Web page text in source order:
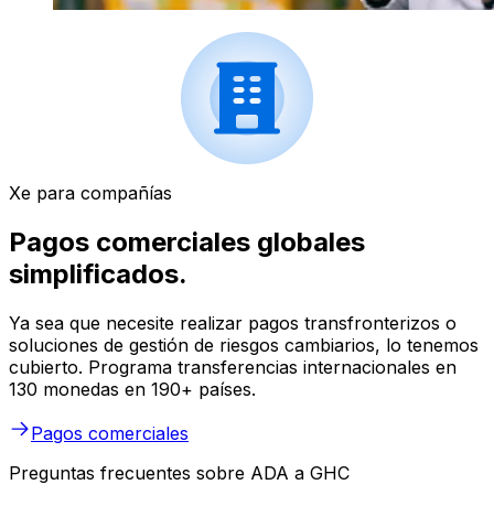
Xe para compañías
Pagos comerciales globales
simplificados.
Ya sea que necesite realizar pagos transfronterizos o
soluciones de gestión de riesgos cambiarios, lo tenemos
cubierto. Programa transferencias internacionales en
130 monedas en 190+ países.
Pagos comerciales
Preguntas frecuentes sobre ADA a GHC